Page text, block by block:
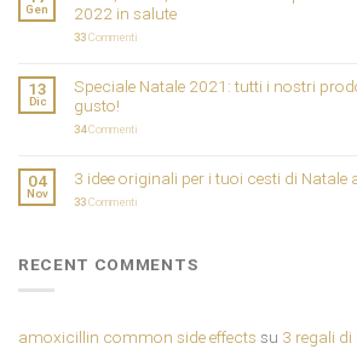
Gen
2022 in salute
33Commenti
13
Dic
Speciale Natale 2021: tutti i nostri
gusto!
34Commenti
04
Nov
3 idee originali per i tuoi cesti di Natale
33Commenti
RECENT COMMENTS
amoxicillin common side effects su 3 regali